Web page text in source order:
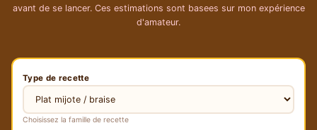
avant de se lancer. Ces estimations sont basees sur mon expérience
d'amateur.
Type de recette
Choisissez la famille de recette